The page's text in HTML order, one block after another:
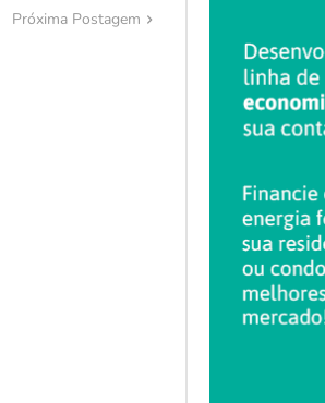
Próxima Postagem